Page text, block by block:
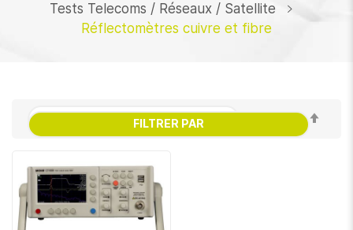
Tests Telecoms / Réseaux / Satellite
Réflectomètres cuivre et fibre
FILTRER PAR